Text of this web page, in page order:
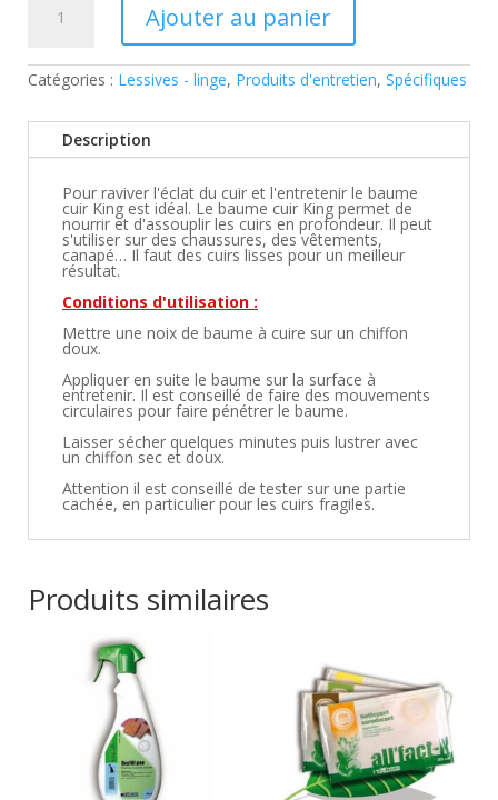
Baume
cuir
King
Ajouter au panier
Catégories : Lessives - linge, Produits d'entretien, Spécifiques
Description
Pour raviver l'éclat du cuir et l'entretenir le baume
cuir King est idéal. Le baume cuir King permet de
nourrir et d'assouplir les cuirs en profondeur. Il peut
s'utiliser sur des chaussures, des vêtements,
canapé… Il faut des cuirs lisses pour un meilleur
résultat.
Conditions d'utilisation :
Mettre une noix de baume à cuire sur un chiffon
doux.
Appliquer en suite le baume sur la surface à
entretenir. Il est conseillé de faire des mouvements
circulaires pour faire pénétrer le baume.
Laisser sécher quelques minutes puis lustrer avec
un chiffon sec et doux.
Attention il est conseillé de tester sur une partie
cachée, en particulier pour les cuirs fragiles.
Produits similaires